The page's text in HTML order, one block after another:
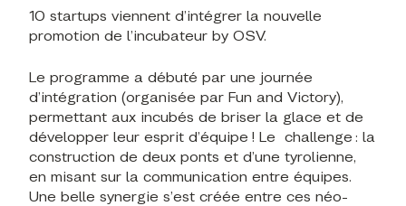
10 startups viennent d’intégrer la nouvelle
promotion de l’incubateur by OSV.
Le programme a débuté par une journée
d’intégration (organisée par Fun and Victory),
permettant aux incubés de briser la glace et de
développer leur esprit d’équipe ! Le challenge : la
construction de deux ponts et d’une tyrolienne,
en misant sur la communication entre équipes.
Une belle synergie s’est créée entre ces néo-